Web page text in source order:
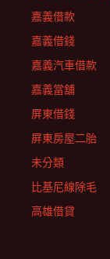
嘉義借款
嘉義借錢
嘉義汽車借款
嘉義當舖
屏東借錢
屏東房屋二胎
未分類
比基尼線除毛
高雄借貸